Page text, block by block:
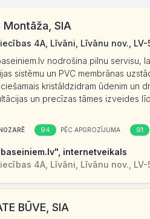
Montāža, SIA
4A, Līvāni, Līvānu nov., LV-
nodrošina pilnu servisu,
sistēmu un PVC membrānas
kristāldzidram ūdenim
un precīzas tāmes izveides
94 PĒC APGROZĪJUMA 91
internetveikals
4A, Līvāni, Līvānu nov., LV-
BŪVE, SIA